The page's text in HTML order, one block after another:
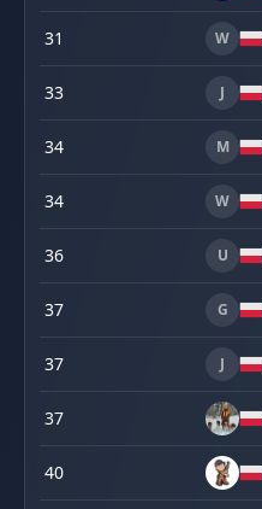
31 W
33 J
34 M
34 W
36 U
37 G
37 J
37
40